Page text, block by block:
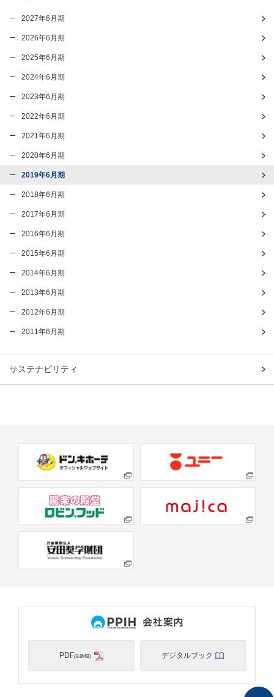
2027年6月期
2026年6月期
2025年6月期
2024年6月期
2023年6月期
2022年6月期
2021年6月期
2020年6月期
2019年6月期
2018年6月期
2017年6月期
2016年6月期
2015年6月期
2014年6月期
2013年6月期
2012年6月期
2011年6月期
サステナビリティ
PDF(9.8MB) デジタルブック